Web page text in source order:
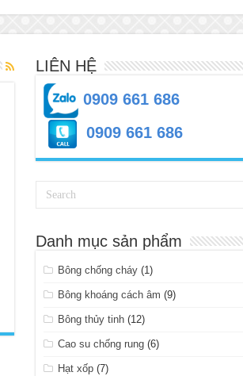
LIÊN HỆ
0909 661 686
0909 661 686
Danh mục sản phẩm
Bông chống cháy (1)
Bông khoáng cách âm (9)
Bông thủy tinh (12)
Cao su chống rung (6)
Hạt xốp (7)